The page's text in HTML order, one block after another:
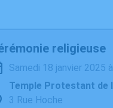
religieuse
samedi 18 janvier 2025
Temple Protestant de
3 Rue Hoche